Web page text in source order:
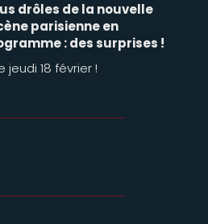
drôles de la nouvelle
parisienne en
: des surprises !
jeudi 18 février !